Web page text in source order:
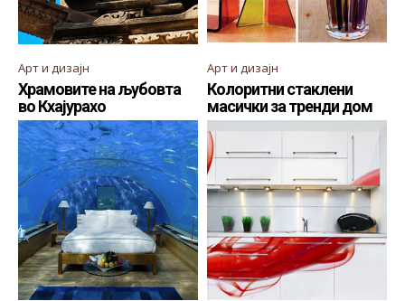
Арт и дизајн
Храмовите на љубовта
во Кхајурахо
Арт и дизајн
Колоритни стаклени
масички за тренди дом